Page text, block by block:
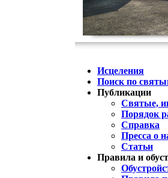
Исцеления
Поиск по
Публикации
Святые,
Порядок
Справка
Пресса о
Статьи
Правила и